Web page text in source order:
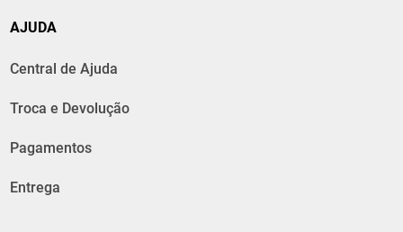
AJUDA
Central de Ajuda
Troca e Devolução
Pagamentos
Entrega